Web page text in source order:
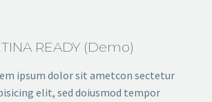
READY (Demo)
ipsum dolor sit ametcon sectetur
elit, sed doiusmod tempor